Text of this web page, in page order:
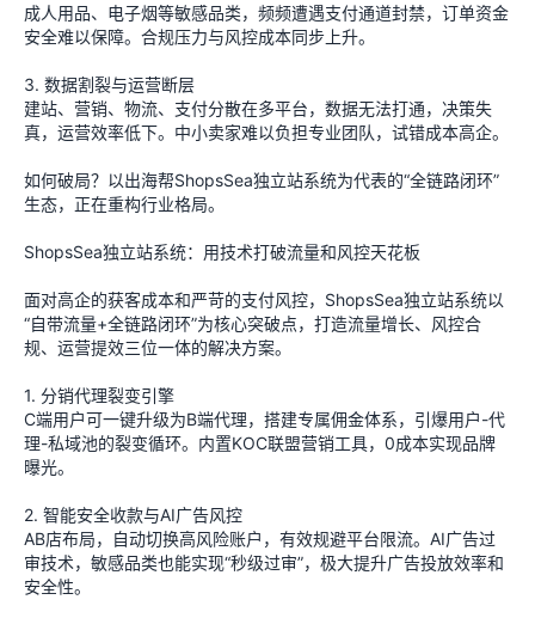
成人用品、电子烟等敏感品类，频频遭遇支付通道封禁，订单资金
安全难以保障。合规压力与风控成本同步上升。
3. 数据割裂与运营断层
建站、营销、物流、支付分散在多平台，数据无法打通，决策失
真，运营效率低下。中小卖家难以负担专业团队，试错成本高企。
如何破局？以出海帮ShopsSea独立站系统为代表的“全链路闭环”
生态，正在重构行业格局。
ShopsSea独立站系统：用技术打破流量和风控天花板
面对高企的获客成本和严苛的支付风控，ShopsSea独立站系统以
“自带流量+全链路闭环”为核心突破点，打造流量增长、风控合
规、运营提效三位一体的解决方案。
1. 分销代理裂变引擎
C端用户可一键升级为B端代理，搭建专属佣金体系，引爆用户-代
理-私域池的裂变循环。内置KOC联盟营销工具，0成本实现品牌
曝光。
2. 智能安全收款与AI广告风控
AB店布局，自动切换高风险账户，有效规避平台限流。AI广告过
审技术，敏感品类也能实现“秒级过审”，极大提升广告投放效率和
安全性。